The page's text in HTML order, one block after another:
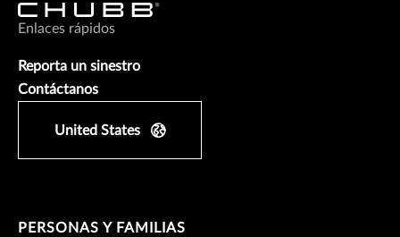
Enlaces rápidos
Reporta un sinestro
Contáctanos
United States
PERSONAS Y FAMILIAS